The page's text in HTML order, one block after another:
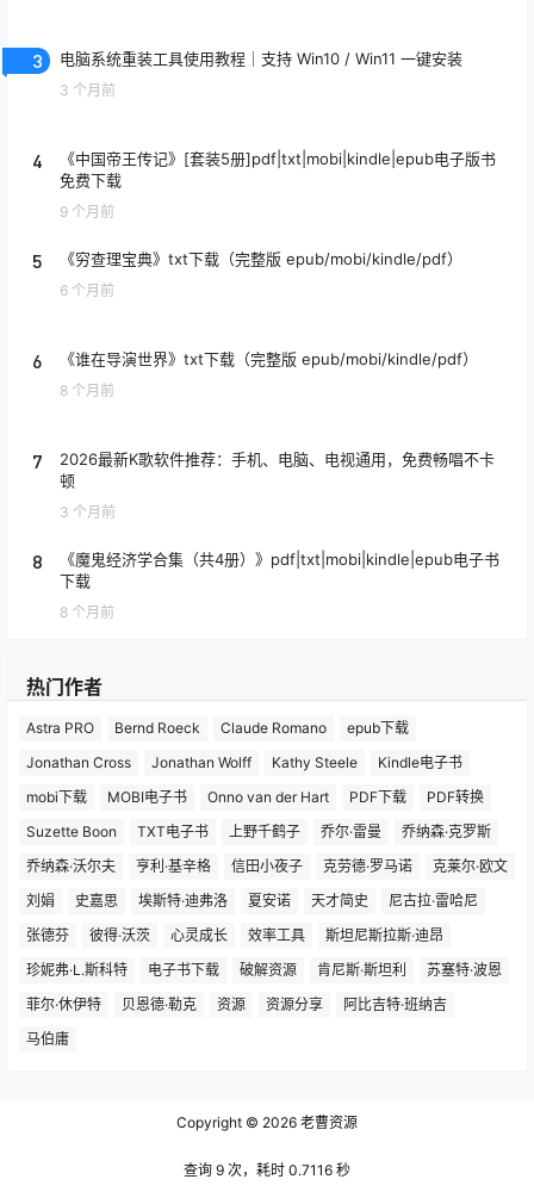
3 电脑系统重装工具使用教程｜支持 Win10 / Win11 一键安装
3 个月前
4
《中国帝王传记》[套装5册]pdf|txt|mobi|kindle|epub电子版书
免费下载
9 个月前
5 《穷查理宝典》txt下载（完整版 epub/mobi/kindle/pdf）
6 个月前
6 《谁在导演世界》txt下载（完整版 epub/mobi/kindle/pdf）
8 个月前
7
2026最新K歌软件推荐：手机、电脑、电视通用，免费畅唱不卡
顿
3 个月前
8
《魔鬼经济学合集（共4册）》pdf|txt|mobi|kindle|epub电子书
下载
8 个月前
热门作者
Astra PRO Bernd Roeck Claude Romano
epub下载
Jonathan Cross
Jonathan Wolff Kathy Steele
Kindle电子书
mobi下载
MOBI电子书 Onno van der Hart PDF下载
PDF转换
Suzette Boon
TXT电子书 上野千鹤子 乔尔·雷曼
乔纳森·克罗斯
乔纳森·沃尔夫
亨利·基辛格 信田小夜子 克劳德·罗马诺
克莱尔·欧文
刘娟
史嘉思 埃斯特·迪弗洛 夏安诺 天才简史
尼古拉·雷哈尼
张德芬
彼得·沃茨 心灵成长 效率工具
斯坦尼斯拉斯·迪昂
珍妮弗·L.斯科特
电子书下载 破解资源 肯尼斯·斯坦利
苏塞特·波恩
菲尔·休伊特
贝恩德·勒克 资源 资源分享
阿比吉特·班纳吉
马伯庸
Copyright © 2026 老曹资源
查询 9 次，耗时 0.7116 秒